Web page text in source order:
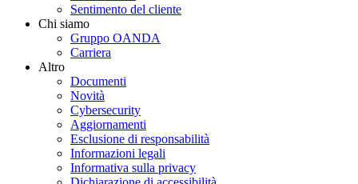
Sentimento del cliente
Chi siamo
Gruppo OANDA
Carriera
Altro
Documenti
Novità
Cybersecurity
Aggiornamenti
Esclusione di responsabilità
Informazioni legali
Informativa sulla privacy